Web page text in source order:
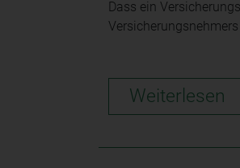
Dass ein
Weiterlesen